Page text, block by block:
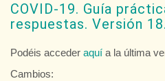
COVID-19. Guía
respuestas. Versión
Podéis acceder aquí a la última
Cambios: